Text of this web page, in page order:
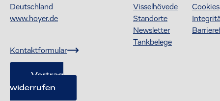
Deutschland
www.hoyer.de
Kontaktformular
Vertrag
widerrufen
Visselhövede
Standorte
Newsletter
Tankbelege
Cookies